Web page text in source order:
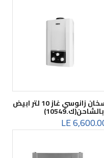
سخان زانوسي غاز 10 لتر ابيض
6,600.00